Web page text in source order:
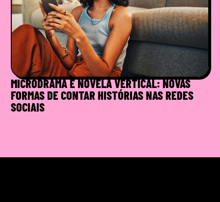
MICRODRAMA E NOVELA VERTICAL: NOVAS
FORMAS DE CONTAR HISTÓRIAS NAS REDES
SOCIAIS